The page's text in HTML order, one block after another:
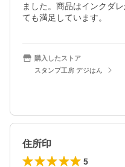
ました。商品はインクダ
ても満足しています。
購入したストア
スタンプ工房 デジはん
住所印
5